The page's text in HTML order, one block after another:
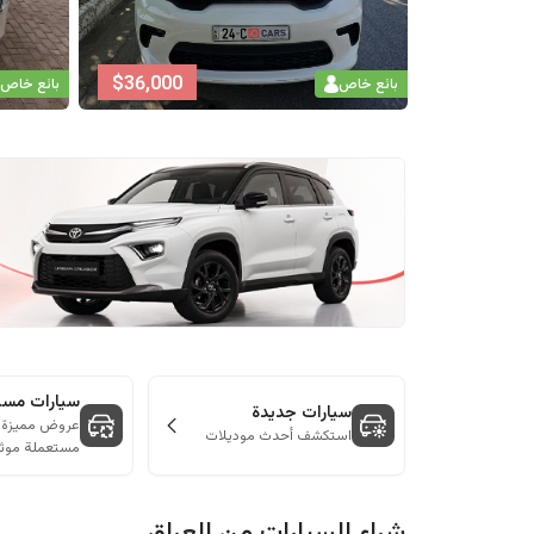
بائع خاص بائع خاص $68,000
سيارات جديدة
استكشف أحدث موديلات
سيارات
عروض مميزة
مستعملة